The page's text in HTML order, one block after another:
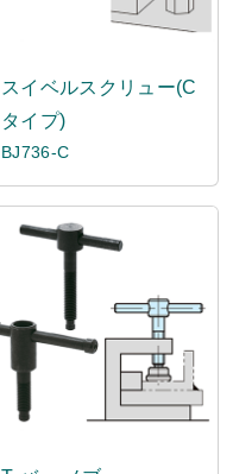
スイベルスクリュー(C
タイプ)
BJ736-C